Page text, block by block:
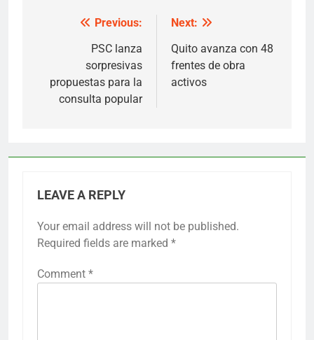
navigation
Previous:
PSC lanza
sorpresivas
propuestas para la
consulta popular
Next:
Quito avanza con 48
frentes de obra
activos
LEAVE A REPLY
Your email address will not be published.
Required fields are marked *
Comment *